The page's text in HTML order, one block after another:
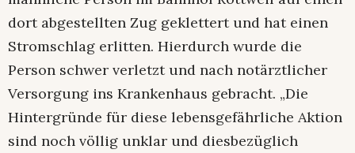
dort abgestellten Zug geklettert und hat einen
Stromschlag erlitten. Hierdurch wurde die
Person schwer verletzt und nach notärztlicher
Versorgung ins Krankenhaus gebracht. „Die
Hintergründe für diese lebensgefährliche Aktion
sind noch völlig unklar und diesbezüglich